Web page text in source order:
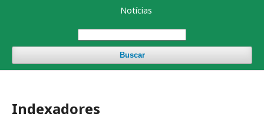
Notícias
Buscar
Indexadores